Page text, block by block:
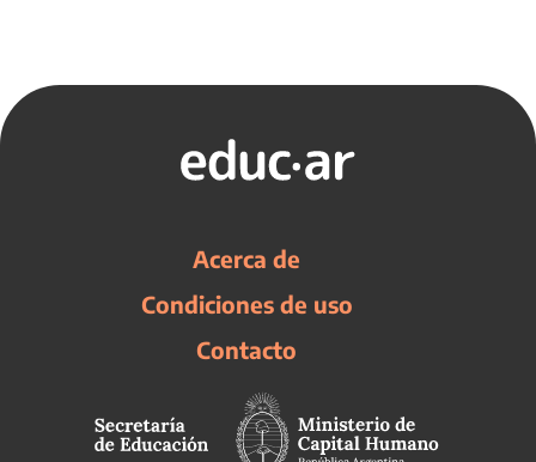
Acerca de
Condiciones de uso
Contacto